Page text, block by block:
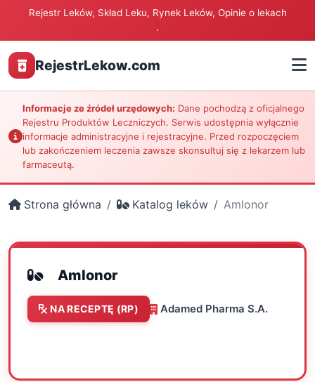
Rejestr Leków, Skład Leku, Rynek Leków, Opinie o lekach
.
RejestrLekow.com
Informacje ze źródeł urzędowych: Dane pochodzą z oficjalnego
Rejestru Produktów Leczniczych. Serwis udostępnia wyłącznie
informacje administracyjne i rejestracyjne. Przed rozpoczęciem
lub zakończeniem leczenia zawsze skonsultuj się z lekarzem lub
farmaceutą.
Strona główna Katalog leków Amlonor
Amlonor
NA RECEPTĘ (RP) Adamed Pharma S.A.